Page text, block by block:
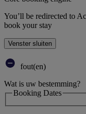
You’ll be redirected to
book your stay
Venster sluiten
fout(en)
Wat is uw bestemming?
Booking Dates